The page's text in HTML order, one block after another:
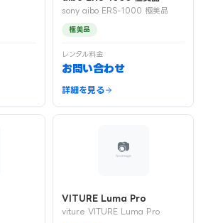
sony aibo ERS-1000 極美品
極美品
レンタル料金
お問い合わせ
詳細を見る
VITURE Luma Pro
viture VITURE Luma Pro